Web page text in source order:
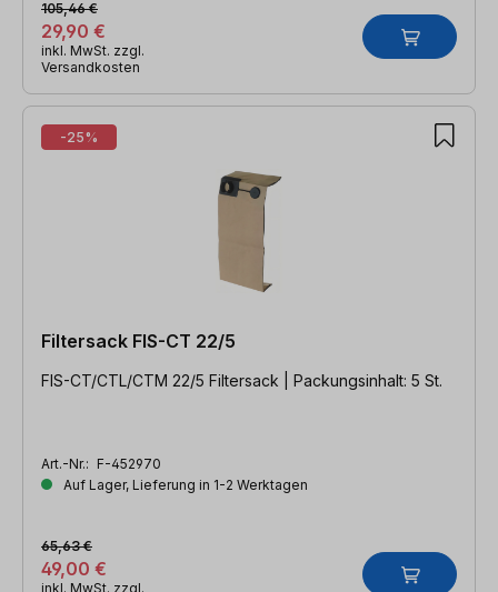
29,90 €
105,46 €
inkl. MwSt. zzgl.
Versandkosten
-25%
Filtersack FIS-CT 22/5
FIS-CT/CTL/CTM 22/5 Filtersack | Packungsinhalt: 5 St.
Art.-Nr.: F-452970
Auf Lager, Lieferung in 1-2 Werktagen
49,00 €
65,63 €
inkl. MwSt. zzgl.